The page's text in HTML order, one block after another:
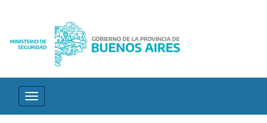
Desplegar
navegación